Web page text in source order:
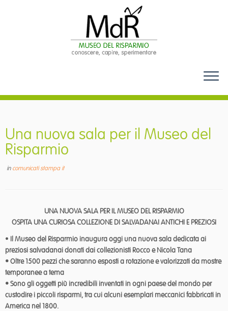
contenuto
Una nuova sala per il Museo del
Risparmio
in comunicati stampa it
UNA NUOVA SALA PER IL MUSEO DEL RISPARMIO
OSPITA UNA CURIOSA COLLEZIONE DI SALVADANAI ANTICHI E PREZIOSI
• Il Museo del Risparmio inaugura oggi una nuova sala dedicata ai
preziosi salvadanai donati dai collezionisti Rocco e Nicola Tana
• Oltre 1500 pezzi che saranno esposti a rotazione e valorizzati da mostre
temporanee a tema
• Sono gli oggetti più incredibili inventati in ogni paese del mondo per
custodire i piccoli risparmi, tra cui alcuni esemplari meccanici fabbricati in
America nel 1800.